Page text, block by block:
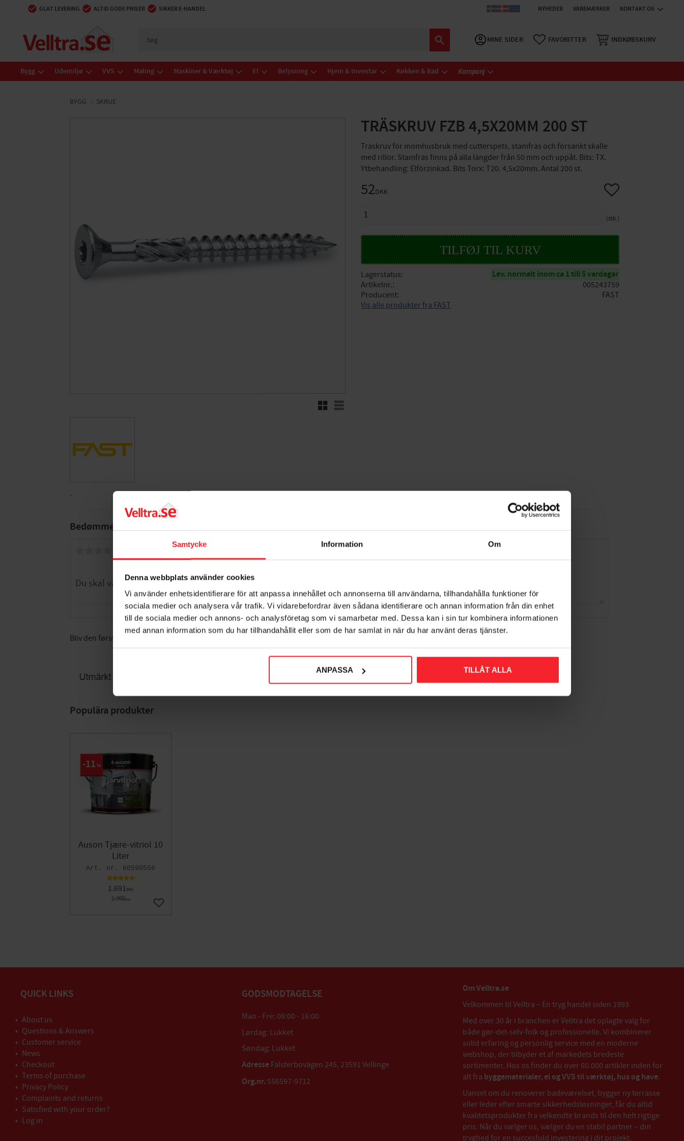
Samtycke Information Om
Denna webbplats använder cookies
Vi använder enhetsidentifierare för att anpassa innehållet och annonserna till användarna, tillhandahålla funktioner för
sociala medier och analysera vår trafik. Vi vidarebefordrar även sådana identifierare och annan information från din enhet
till de sociala medier och annons- och analysföretag som vi samarbetar med. Dessa kan i sin tur kombinera informationen
med annan information som du har tillhandahållit eller som de har samlat in när du har använt deras tjänster.
ANPASSA TILLÅT ALLA
GLAT LEVERING ALTID GODE PRISER SIKKER E-HANDEL NYHEDER VAREMÆRKER KONTAKT OS
MINE SIDER FAVORITTER INDKØBSKURV
Bygg Udemiljø VVS Maling Maskiner & Værktøj El Belysning Hjem & Inventar Køkken & Bad Kampanj
BYGG SKRUE
TRÄSKRUV FZB 4,5X20MM 200 ST
Träskruv för inomhusbruk med cutterspets, stamfräs och försänkt skalle
med rillor. Stamfräs finns på alla längder från 50 mm och uppåt. Bits: TX.
Ytbehandling: Elförzinkad. Bits Torx: T20. 4,5x20mm. Antal 200 st.
RutenettListe
52DKK
stk.
Gem som favorit
Lagerstatus Lev. normalt inom ca 1 till 5 vardagar
Artikelnr.
005243759
Producent
FAST
Vis alle produkter fra FAST
.
Bedømmelser
Bliv den første, der giver en bedømmelse.
Populära produkter
Auson Tjære-vitriol 10
Liter
60590556
1.691DKK
1.900DKK
11 %
Gem som favorit
QUICK LINKS
About us
Questions & Answers
Customer service
News
Checkout
Terms of purchase
Privacy Policy
Complaints and returns
Satisfied with your order?
Log in
GODSMODTAGELSE
Man - Fre: 08:00 - 16:00
Lørdag: Lukket
Søndag: Lukket
AdresseFalsterbovägen 245, 23591 Vellinge
Org.nr. 556597-9712
Om Velltra.se
Velkommen til Velltra – En tryg handel siden 1993
Med over 30 år i branchen er Velltra det oplagte valg for
både gør-det-selv-folk og professionelle. Vi kombinerer
solid erfaring og personlig service med en moderne
webshop, der tilbyder et af markedets bredeste
sortimenter. Hos os finder du over 60.000 artikler inden for
alt fra byggematerialer, el og VVS til værktøj, hus og have.
Uanset om du renoverer badeværelset, bygger ny terrasse
eller leder efter smarte sikkerhedsløsninger, får du altid
kvalitetsprodukter fra velkendte brands til den helt rigtige
pris. Når du vælger os, vælger du en stabil partner – din
tryghed for en succesfuld investering i dit projekt.